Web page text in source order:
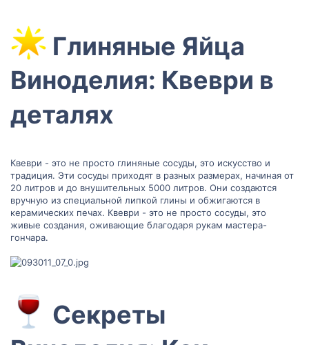
Глиняные Яйца
Виноделия: Квеври в
деталях​
Квеври - это не просто глиняные сосуды, это искусство и
традиция. Эти сосуды приходят в разных размерах, начиная от
20 литров и до внушительных 5000 литров. Они создаются
вручную из специальной липкой глины и обжигаются в
керамических печах. Квеври - это не просто сосуды, это
живые создания, оживающие благодаря рукам мастера-
гончара.
Секреты